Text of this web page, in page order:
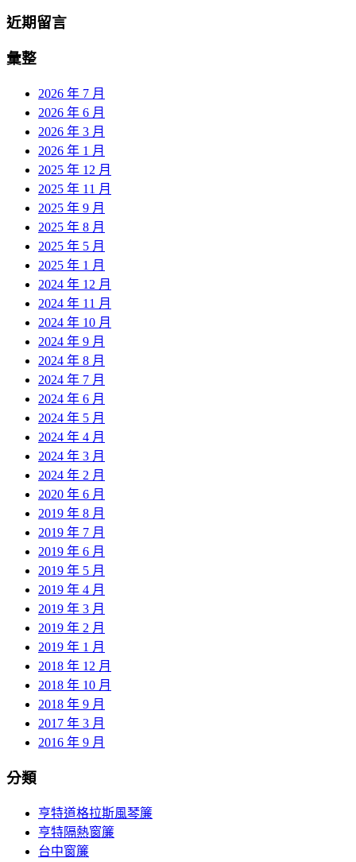
近期留言
彙整
2026 年 7 月
2026 年 6 月
2026 年 3 月
2026 年 1 月
2025 年 12 月
2025 年 11 月
2025 年 9 月
2025 年 8 月
2025 年 5 月
2025 年 1 月
2024 年 12 月
2024 年 11 月
2024 年 10 月
2024 年 9 月
2024 年 8 月
2024 年 7 月
2024 年 6 月
2024 年 5 月
2024 年 4 月
2024 年 3 月
2024 年 2 月
2020 年 6 月
2019 年 8 月
2019 年 7 月
2019 年 6 月
2019 年 5 月
2019 年 4 月
2019 年 3 月
2019 年 2 月
2019 年 1 月
2018 年 12 月
2018 年 10 月
2018 年 9 月
2017 年 3 月
2016 年 9 月
分類
亨特道格拉斯風琴簾
亨特隔熱窗簾
台中窗簾